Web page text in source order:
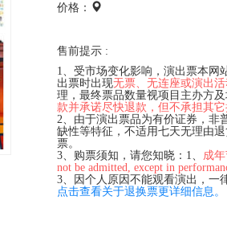
价格：
售前提示 :
1、受市场变化影响，演出票本网
出票时出现无票、无连座或演出
理，最终票品数量视项目主办方
款并承诺尽快退款，但不承担其它
2、由于演出票品为有价证券，非
缺性等特征，不适用七天无理由
票。
3、购票须知，请您知晓：1、 成
not be admitted, except in
3、因个人原因不能观看演出，一
点击查看关于退换票更详细信息。